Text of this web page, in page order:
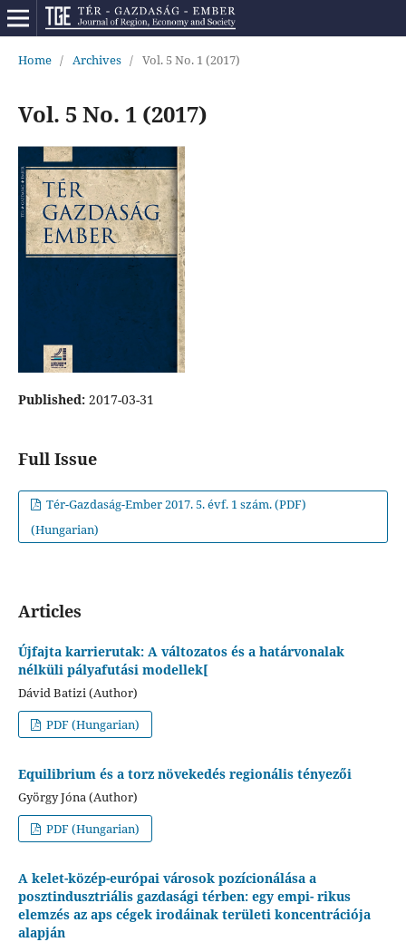
Home / Archives / Vol. 5 No. 1 (2017)
Vol. 5 No. 1 (2017)
Published: 2017-03-31
Full Issue
Tér-Gazdaság-Ember 2017. 5. évf. 1 szám. (PDF)
(Hungarian)
Articles
Újfajta karrierutak: A változatos és a határvonalak
nélküli pályafutási modellek[
Dávid Batizi (Author)
PDF (Hungarian)
Equilibrium és a torz növekedés regionális tényezői
György Jóna (Author)
PDF (Hungarian)
A kelet-közép-európai városok pozícionálása a
posztindusztriális gazdasági térben: egy empi- rikus
elemzés az aps cégek irodáinak területi koncentrációja
alapján